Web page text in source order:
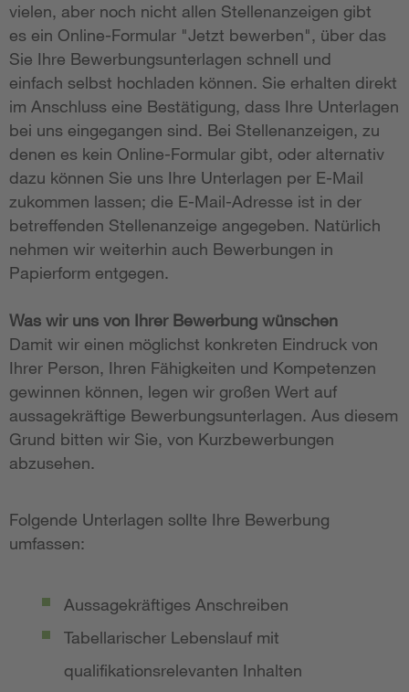
vielen, aber noch nicht allen Stellenanzeigen gibt
es ein Online-Formular "Jetzt bewerben", über das
Sie Ihre Bewerbungsunterlagen schnell und
einfach selbst hochladen können. Sie erhalten direkt
im Anschluss eine Bestätigung, dass Ihre Unterlagen
bei uns eingegangen sind. Bei Stellenanzeigen, zu
denen es kein Online-Formular gibt, oder alternativ
dazu können Sie uns Ihre Unterlagen per E-Mail
zukommen lassen; die E-Mail-Adresse ist in der
betreffenden Stellenanzeige angegeben. Natürlich
nehmen wir weiterhin auch Bewerbungen in
Papierform entgegen.
Was wir uns von Ihrer Bewerbung wünschen
Damit wir einen möglichst konkreten Eindruck von
Ihrer Person, Ihren Fähigkeiten und Kompetenzen
gewinnen können, legen wir großen Wert auf
aussagekräftige Bewerbungsunterlagen. Aus diesem
Grund bitten wir Sie, von Kurzbewerbungen
abzusehen.
Folgende Unterlagen sollte Ihre Bewerbung
umfassen:
Aussagekräftiges Anschreiben
Tabellarischer Lebenslauf mit
qualifikationsrelevanten Inhalten